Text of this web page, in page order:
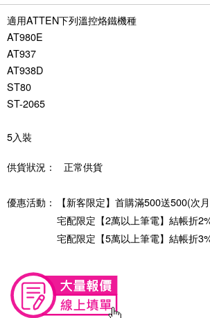
適用ATTEN下列溫控烙鐵機種
AT980E
AT937
AT938D
ST80
ST-2065
5入裝
供貨狀況： 正常供貨
優惠活動：
【新客限定】首購滿500送500(次
宅配限定【2萬以上筆電】結帳折
宅配限定【5萬以上筆電】結帳折